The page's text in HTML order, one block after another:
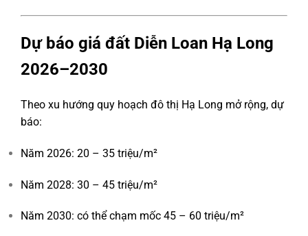
Dự báo giá đất Diễn Loan Hạ Long
2026–2030
Theo xu hướng quy hoạch đô thị Hạ Long mở rộng, dự
báo:
Năm 2026: 20 – 35 triệu/m²
Năm 2028: 30 – 45 triệu/m²
Năm 2030: có thể chạm mốc 45 – 60 triệu/m²